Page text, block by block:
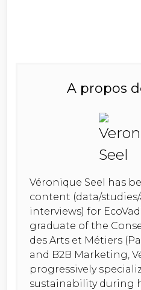
A propos
Véronique Seel has
content (data/
interviews) for
graduate of the
des Arts et Métiers
and B2B Marketing,
progressively
sustainability during